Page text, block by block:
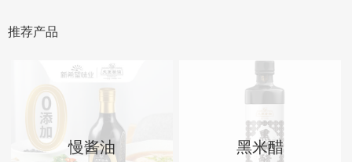
推荐产品
慢酱油 黑米醋